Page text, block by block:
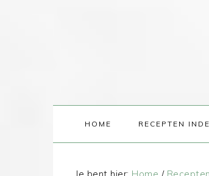
HOME RECEPTEN